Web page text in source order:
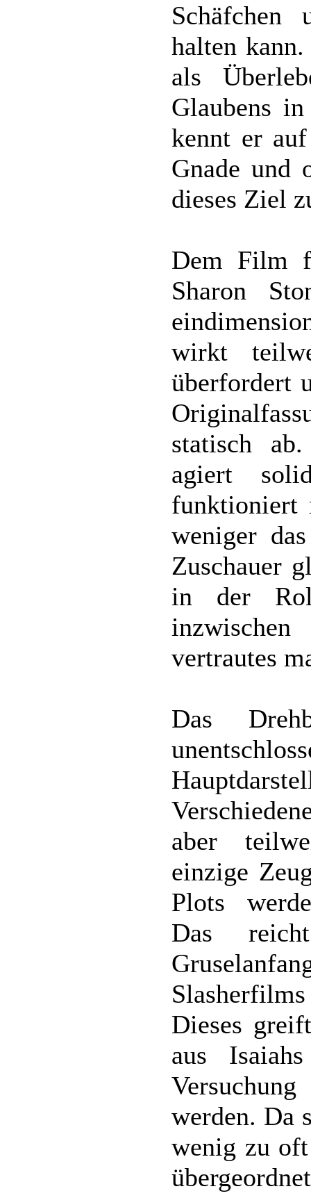
halten
als
Glaubens
kennt er
Gnade und
dieses Ziel
Dem Film
Sharon
wirkt
überfordert
statisch
agiert
funktioniert
weniger
Zuschauer
in der
vertrautes
Das
aber
einzige
Plots
Das
Dieses
aus
werden. Da
wenig zu